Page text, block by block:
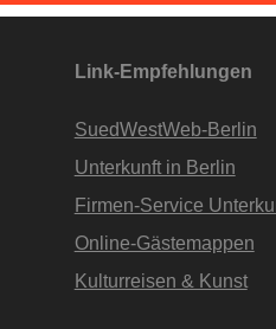
Apartments • www.Finde-
Link-Empfehlungen
SuedWestWeb-Berlin
Unterkunft in Berlin
Firmen-Service
Online-Gästemappen
Kulturreisen & Kunst